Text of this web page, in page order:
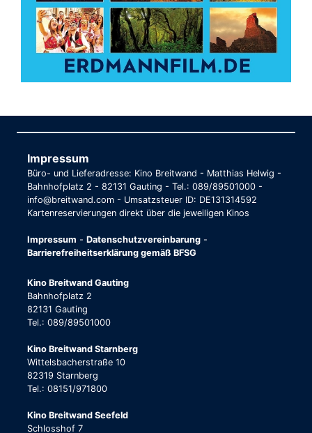
Impressum
Büro- und Lieferadresse: Kino Breitwand - Matthias Helwig -
Bahnhofplatz 2 - 82131 Gauting - Tel.: 089/89501000 -
info@breitwand.com - Umsatzsteuer ID: DE131314592
Kartenreservierungen direkt über die jeweiligen Kinos
Impressum - Datenschutzvereinbarung -
Barrierefreiheitserklärung gemäß BFSG
Kino Breitwand Gauting
Bahnhofplatz 2
82131 Gauting
Tel.: 089/89501000
Kino Breitwand Starnberg
Wittelsbacherstraße 10
82319 Starnberg
Tel.: 08151/971800
Kino Breitwand Seefeld
Schlosshof 7